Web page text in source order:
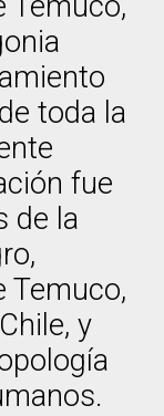
toda la
fue
de la
Temuco,
y